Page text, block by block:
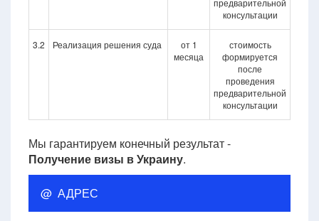
предварительной
консультации
3.2 Реализация решения суда
от 1
месяца
стоимость
формируется
после
проведения
предварительной
консультации
Мы гарантируем конечный результат -
Получение визы в Украину.
@ АДРЕС